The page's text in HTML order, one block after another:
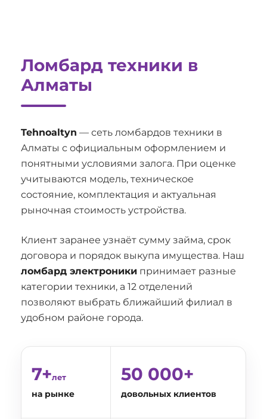
Ломбард техники в
Алматы
Tehnoaltyn — сеть ломбардов техники в
Алматы с официальным оформлением и
понятными условиями залога. При оценке
учитываются модель, техническое
состояние, комплектация и актуальная
рыночная стоимость устройства.
Клиент заранее узнаёт сумму займа, срок
договора и порядок выкупа имущества. Наш
ломбард электроники принимает разные
категории техники, а 12 отделений
позволяют выбрать ближайший филиал в
удобном районе города.
7+лет
на рынке
50 000+
довольных клиентов